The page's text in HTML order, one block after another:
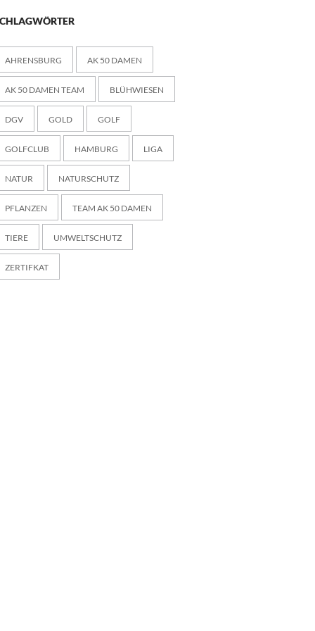
AHRENSBURG AK 50 DAMEN
AK 50 DAMEN TEAM BLÜHWIESEN
DGV GOLD GOLF
GOLFCLUB HAMBURG LIGA
NATUR NATURSCHUTZ
PFLANZEN TEAM AK 50 DAMEN
TIERE UMWELTSCHUTZ
ZERTIFKAT